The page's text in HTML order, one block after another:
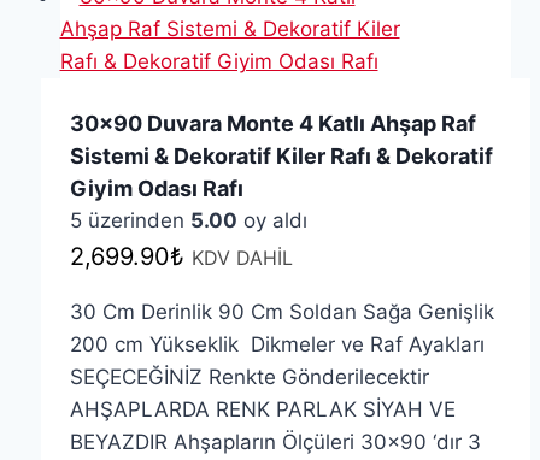
var.
Seçenekler
sayfasından
seçilebilir
30×90 Duvara Monte 4 Katlı Ahşap Raf
Sistemi & Dekoratif Kiler Rafı & Dekoratif
Giyim Odası Rafı
5 üzerinden 5.00 oy aldı
2,699.90₺ KDV DAHİL
30 Cm Derinlik 90 Cm Soldan Sağa Genişlik
200 cm Yükseklik Dikmeler ve Raf Ayakları
SEÇECEĞİNİZ Renkte Gönderilecektir
AHŞAPLARDA RENK PARLAK SİYAH VE
BEYAZDIR Ahşapların Ölçüleri 30×90 ‘dır 3